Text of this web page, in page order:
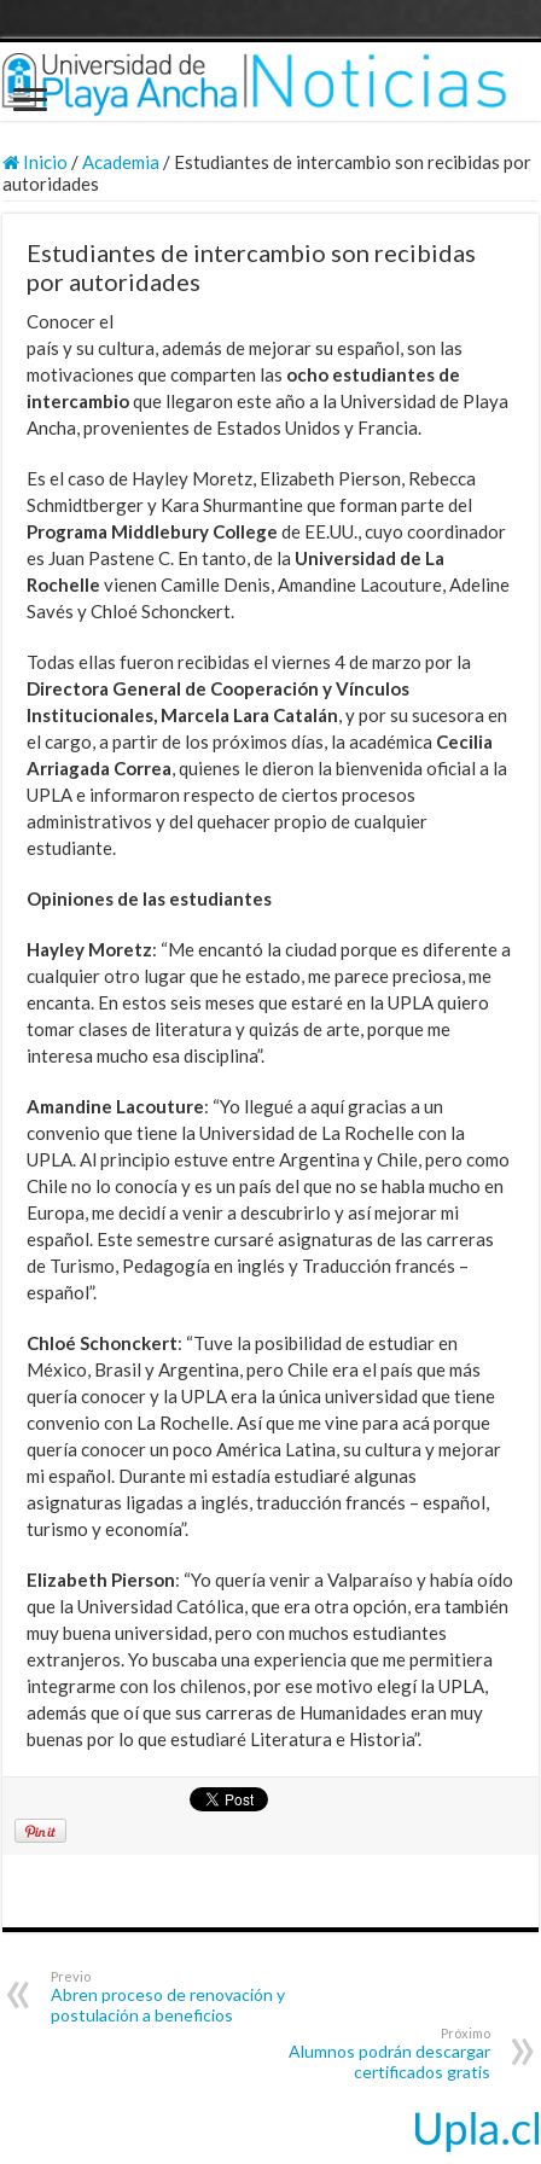
Inicio /Academia/ Estudiantes de intercambio son recibidas por
autoridades
Estudiantes de intercambio son recibidas
por autoridades
Conocer el
país y su cultura, además de mejorar su español, son las
motivaciones que comparten las ocho estudiantes de
intercambioque llegaron este año a la Universidad de Playa
Ancha, provenientes de Estados Unidos y Francia.
Es el caso de Hayley Moretz, Elizabeth Pierson, Rebecca
Schmidtberger y Kara Shurmantine que forman parte del
Programa Middlebury College de EE.UU., cuyo coordinador
es Juan Pastene C. En tanto, de la Universidad de La
Rochelle vienen Camille Denis, Amandine Lacouture, Adeline
Savés y Chloé Schonckert.
Todas ellas fueron recibidas el viernes 4 de marzo por la
Directora General de Cooperación y Vínculos
Institucionales, Marcela Lara Catalán, y por su sucesora en
el cargo, a partir de los próximos días, la académica Cecilia
Arriagada Correa, quienes le dieron la bienvenida oficial a la
UPLA e informaron respecto de ciertos procesos
administrativos y del quehacer propio de cualquier
estudiante.
Opiniones de las estudiantes
Hayley Moretz: “Me encantó la ciudad porque es diferente a
cualquier otro lugar que he estado, me parece preciosa, me
encanta. En estos seis meses que estaré en la UPLA quiero
tomar clases de literatura y quizás de arte, porque me
interesa mucho esa disciplina”.
Amandine Lacouture: “Yo llegué a aquí gracias a un
convenio que tiene la Universidad de La Rochelle con la
UPLA. Al principio estuve entre Argentina y Chile, pero como
Chile no lo conocía y es un país del que no se habla mucho en
Europa, me decidí a venir a descubrirlo y así mejorar mi
español. Este semestre cursaré asignaturas de las carreras
de Turismo, Pedagogía en inglés y Traducción francés –
español”.
Chloé Schonckert: “Tuve la posibilidad de estudiar en
México, Brasil y Argentina, pero Chile era el país que más
quería conocer y la UPLA era la única universidad que tiene
convenio con La Rochelle. Así que me vine para acá porque
quería conocer un poco América Latina, su cultura y mejorar
mi español. Durante mi estadía estudiaré algunas
asignaturas ligadas a inglés, traducción francés – español,
turismo y economía”.
Elizabeth Pierson: “Yo quería venir a Valparaíso y había oído
que la Universidad Católica, que era otra opción, era también
muy buena universidad, pero con muchos estudiantes
extranjeros. Yo buscaba una experiencia que me permitiera
integrarme con los chilenos, por ese motivo elegí la UPLA,
además que oí que sus carreras de Humanidades eran muy
buenas por lo que estudiaré Literatura e Historia”.
Previo
Abren proceso de renovación y
postulación a beneficios
Próximo
Alumnos podrán descargar
certificados gratis